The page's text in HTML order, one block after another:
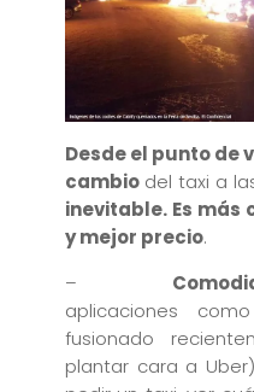
Desde el punto de
cambio del taxi a
inevitable. Es más
y mejor precio.
–
aplicaciones
fusionado
plantar cara a